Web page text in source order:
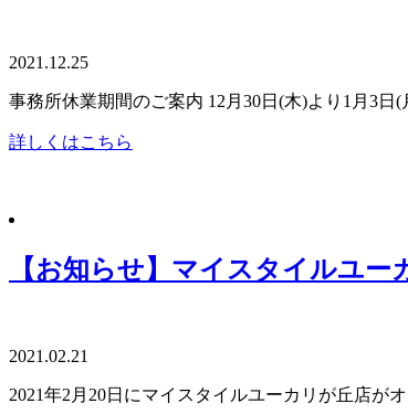
2021.12.25
事務所休業期間のご案内 12月30日(木)より1月3
詳しくはこちら
【お知らせ】マイスタイルユ
2021.02.21
2021年2月20日にマイスタイルユーカリが丘店